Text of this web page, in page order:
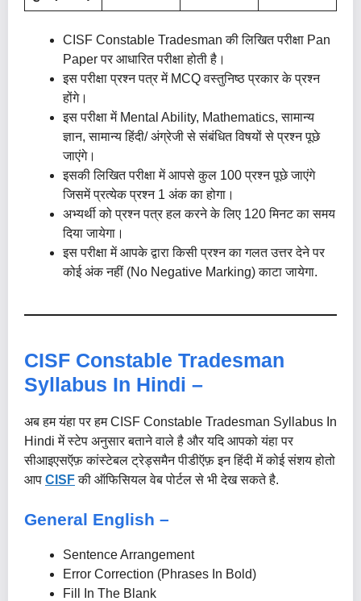
CISF Constable Tradesman की लिखित परीक्षा Pan
Paper पर आधारित परीक्षा होती है।
इस परीक्षा प्रश्न पत्र में MCQ वस्तुनिष्ठ प्रकार के प्रश्न
होंगे।
इस परीक्षा में Mental Ability, Mathematics, सामान्य
ज्ञान, सामान्य हिंदी/ अंग्रेजी से संबंधित विषयों से प्रश्न पूछे
जाएंगे।
इसकी लिखित परीक्षा में आपसे कुल 100 प्रश्न पूछे जाएंगे
जिसमें प्रत्येक प्रश्न 1 अंक का होगा।
अभ्यर्थी को प्रश्न पत्र हल करने के लिए 120 मिनट का समय
दिया जायेगा।
इस परीक्षा में आपके द्वारा किसी प्रश्न का गलत उत्तर देने पर
कोई अंक नहीं (No Negative Marking) काटा जायेगा.
CISF Constable Tradesman
Syllabus In Hindi –
अब हम यंहा पर हम CISF Constable Tradesman Syllabus In
Hindi में स्टेप अनुसार बताने वाले है और यदि आपको यंहा पर
सीआइएसऍफ़ कांस्टेबल ट्रेड्समैन पीडीऍफ़ इन हिंदी में कोई संशय होतो
आप CISFकी ऑफिसियल वेब पोर्टल से भी देख सकते है.
General English –
Sentence Arrangement
Error Correction (Phrases In Bold)
Fill In The Blank